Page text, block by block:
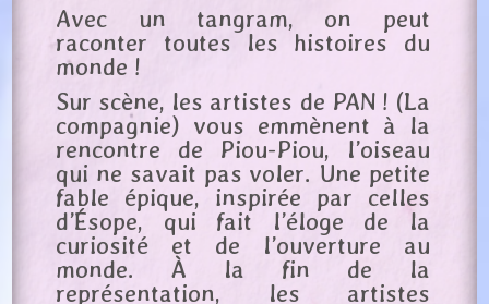
Avec un tangram, on peut
raconter toutes les histoires du
monde !
Sur scène, les artistes de PAN ! (La
compagnie) vous emmènent à la
rencontre de Piou-Piou, l’oiseau
qui ne savait pas voler. Une petite
fable épique, inspirée par celles
d’Ésope, qui fait l’éloge de la
curiosité et de l’ouverture au
monde. À la fin de la
représentation, les artistes